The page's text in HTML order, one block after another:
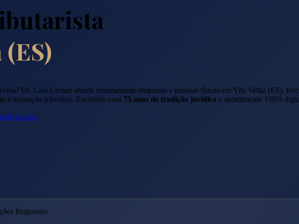
(ES)
? Dr. Caio Cestari atende remotamente empresas e pessoas físicas em Vila Velha (ES).
e transação tributária. Escritório com 75 anos de tradição jurídica e atendimento 100%
de contato
frequentes